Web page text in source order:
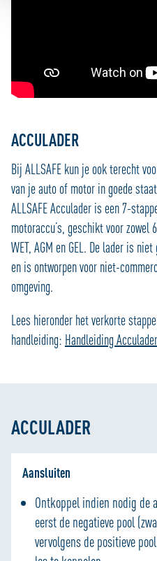
personaliseren en om
bieden. We delen informatie
persoonlijke ervaring kunnen
informatie over hoe wij
Cookie Policy
ACCULADER
Bij ALLSAFE kun je ook terecht
van je auto of motor in goede
ALLSAFE Acculader is een 7-
motoraccu’s, geschikt voor zowel
WET, AGM en GEL. De lader is
en is ontworpen voor niet-
omgeving.
Lees hieronder het verkorte
handleiding: Handleiding
ACCULADER
Aansluiten
Ontkoppel indien nodig de
eerst de negatieve pool
vervolgens de positieve